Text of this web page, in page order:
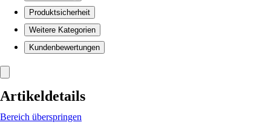
Produktsicherheit
Weitere Kategorien
Kundenbewertungen
Artikeldetails
Bereich überspringen